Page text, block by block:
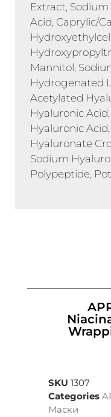
Extract,
Acid, Caprylic/
Mannitol,
Hydrogenated
Acetylated
Hyaluronic
Hyaluronic
Hyaluronate
Sodium
Polypeptide,
SKU 1307
Categories
Маски